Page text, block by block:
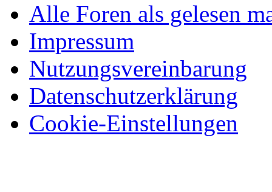
Alle Foren als gelesen
Impressum
Nutzungsvereinbarung
Datenschutzerklärung
Cookie-Einstellungen